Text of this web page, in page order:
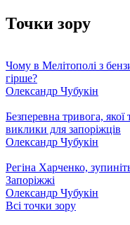
Точки зору
Чому в Мелітополі з
гірше?
Олександр Чубукін
Безперевна тривога,
виклики для запоріжців
Олександр Чубукін
Регіна Харченко,
Запоріжжі
Олександр Чубукін
Всі точки зору